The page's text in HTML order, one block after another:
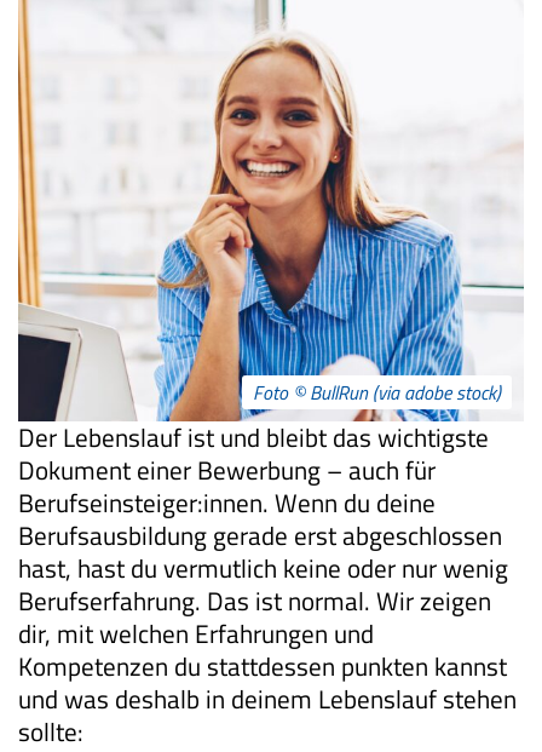
Foto © BullRun (via adobe stock)
Der Lebenslauf ist und bleibt das wichtigste
Dokument einer Bewerbung – auch für
Berufseinsteiger:innen. Wenn du deine
Berufsausbildung gerade erst abgeschlossen
hast, hast du vermutlich keine oder nur wenig
Berufserfahrung. Das ist normal. Wir zeigen
dir, mit welchen Erfahrungen und
Kompetenzen du stattdessen punkten kannst
und was deshalb in deinem Lebenslauf stehen
sollte: